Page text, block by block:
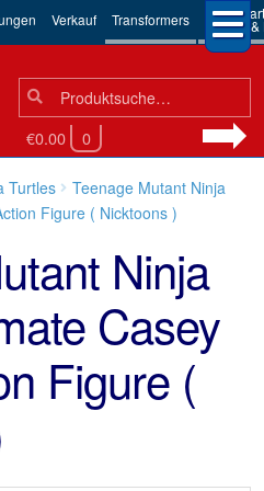
Verkauf Transformers 3rd
Robots
Suchen
nach:
Suche
€0.00 0
Turtles
Teenage Mutant Ninja
Figure ( Nicktoons )
Ninja
Casey
Figure (